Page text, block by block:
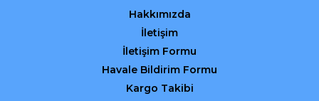
Gönder
Hakkımızda
İletişim
İletişim Formu
Havale Bildirim Formu
Kargo Takibi